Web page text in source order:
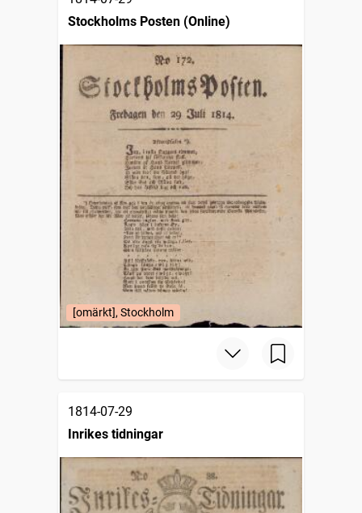
Stockholms Posten (Online)
[omärkt], Stockholm
1814-07-29
Inrikes tidningar